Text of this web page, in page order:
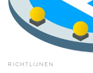
RICHTLIJNEN